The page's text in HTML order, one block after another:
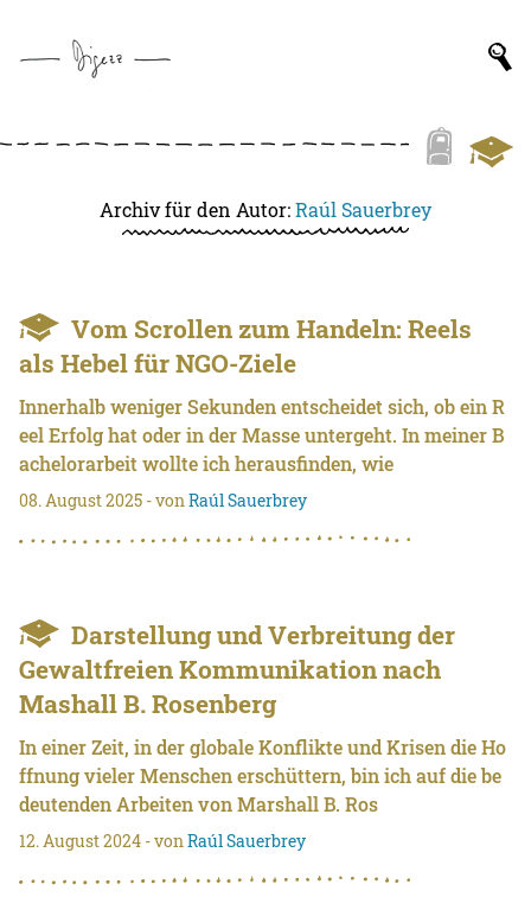
Archiv für den Autor:Raúl Sauerbrey
Vom Scrollen zum Handeln: Reels
als Hebel für NGO-Ziele
Innerhalb weniger Sekunden entscheidet sich, ob ein R
eel Erfolg hat oder in der Masse untergeht. In meiner B
achelorarbeit wollte ich herausfinden, wie
08. August 2025 - vonRaúl Sauerbrey
Darstellung und Verbreitung der
Gewaltfreien Kommunikation nach
Mashall B. Rosenberg
In einer Zeit, in der globale Konflikte und Krisen die Ho
ffnung vieler Menschen erschüttern, bin ich auf die be
deutenden Arbeiten von Marshall B. Ros
12. August 2024 - vonRaúl Sauerbrey